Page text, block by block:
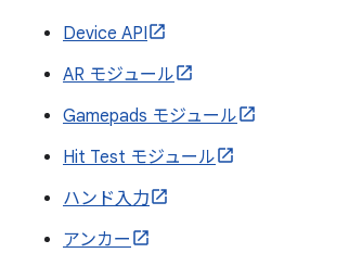
Device API
AR モジュール
Gamepads モジュール
Hit Test モジュール
ハンド入力
アンカー